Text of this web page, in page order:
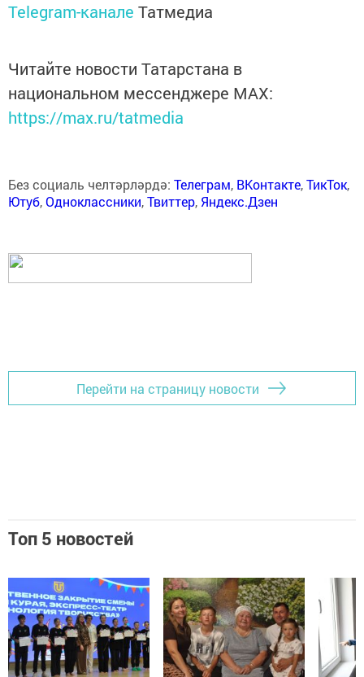
Telegram-канале Татмедиа
Читайте новости Татарстана в
национальном мессенджере MАХ:
https://max.ru/tatmedia
Без социаль челтәрләрдә: Телеграм, ВКонтакте,ТикТок,
Ютуб,Одноклассники,Твиттер, Яндекс.Дзен
Перейти на страницу новости
Топ 5 новостей